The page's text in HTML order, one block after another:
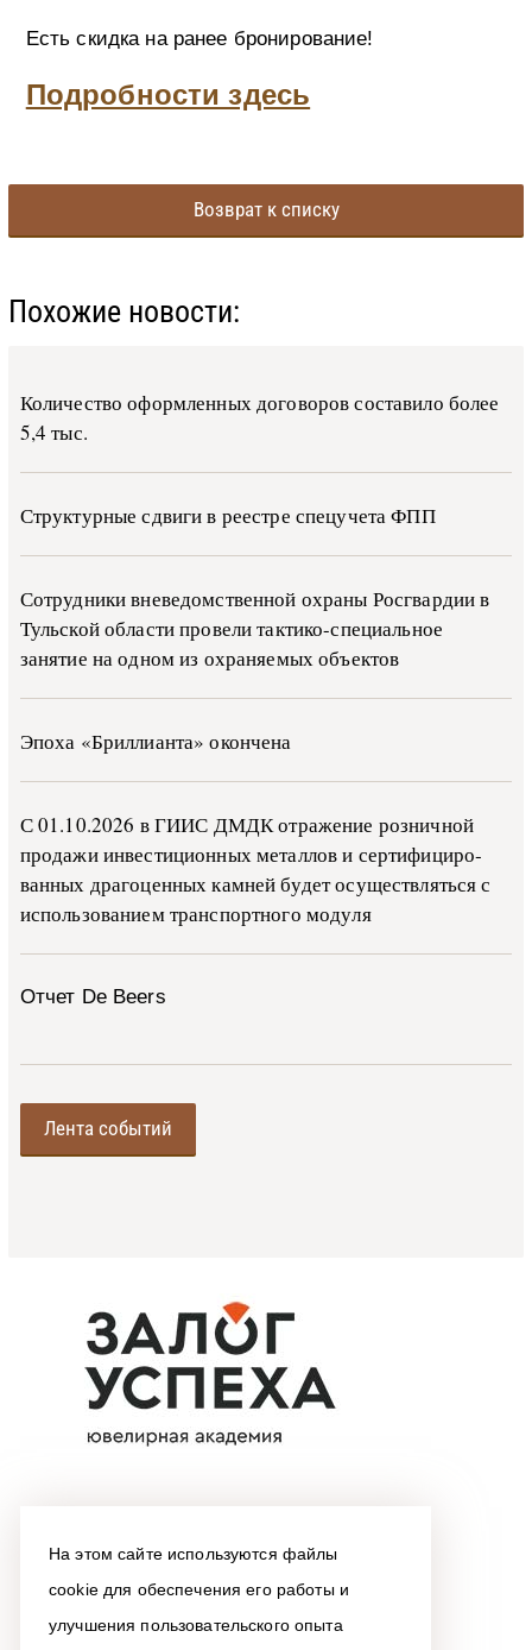
На этом сайте используются файлы
cookie для обеспечения его работы и
улучшения пользовательского опыта
Есть скидка на ранее бронирование!
Подробности здесь
Возврат к списку
Похожие новости:
Количество оформленных договоров составило более
5,4 тыс.
Структурные сдвиги в реестре спецучета ФПП
Сотрудники вневедомственной охраны Росгвардии в
Тульской области провели тактико-специальное
занятие на одном из охраняемых объектов
Эпоха «Бриллианта» окончена
С 01.10.2026 в ГИИС ДМДК от­ра­же­ние роз­ни­ч­ной
про­да­жи ин­ве­сти­ци­он­ных ме­тал­лов и сер­ти­фи­ци­ро­
ван­ных дра­го­цен­ных ка­м­ней бу­дет осу­ще­ств­лять­ся с
ис­поль­зо­ва­ни­ем тран­с­пор­т­но­го мо­ду­ля
Отчет De Beers
Лента событий